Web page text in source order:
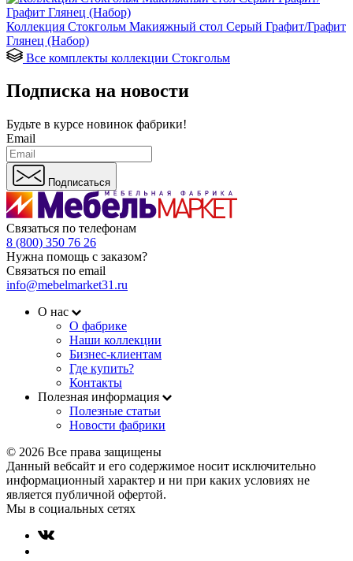
Коллекция Стокгольм Макияжный стол Серый Графит/Графит
Глянец (Набор)
Все комплекты коллекции Стокгольм
Подписка на новости
Будьте в курсе новинок фабрики!
Email
Подписаться
Связаться по телефонам
8 (800) 350 76 26
Нужна помощь с заказом?
Связаться по email
info@mebelmarket31.ru
О нас
О фабрике
Наши коллекции
Бизнес-клиентам
Где купить?
Контакты
Полезная информация
Полезные статьи
Новости фабрики
© 2026 Все права защищены
Данный вебсайт и его содержимое носит исключительно
информационный характер и ни при каких условиях не
является публичной офертой.
Мы в социальных сетях